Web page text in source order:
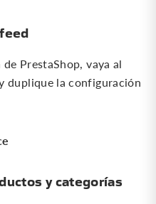
PrestaShop, vaya al
duplique la configuración
y categorías